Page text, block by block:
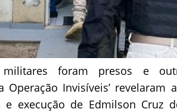
foram presos e
Operação Invisíveis’
e execução de Edmilson Cruz